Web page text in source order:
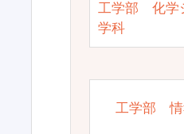
工学部 化学
学科
工学部 情